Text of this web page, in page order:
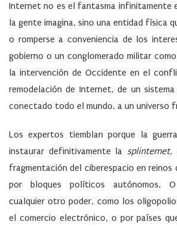
Internet no es el fantasma infinitamente
la gente imagina, sino una entidad física
o romperse a conveniencia de los
gobierno o un conglomerado militar
la intervención de Occidente en el
remodelación de Internet, de un
conectado todo el mundo, a un universo
Los expertos tiemblan porque la
instaurar definitivamente la splinternet,
fragmentación del ciberespacio en reinos
por bloques políticos autónomos.
cualquier otro poder, como los
el comercio electrónico, o por países